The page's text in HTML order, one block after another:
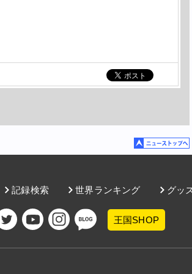
記録検索 世界ランキング グッ
王国SHOP